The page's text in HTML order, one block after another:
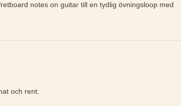
notes on guitar till en tydlig övningsloop med
och rent.